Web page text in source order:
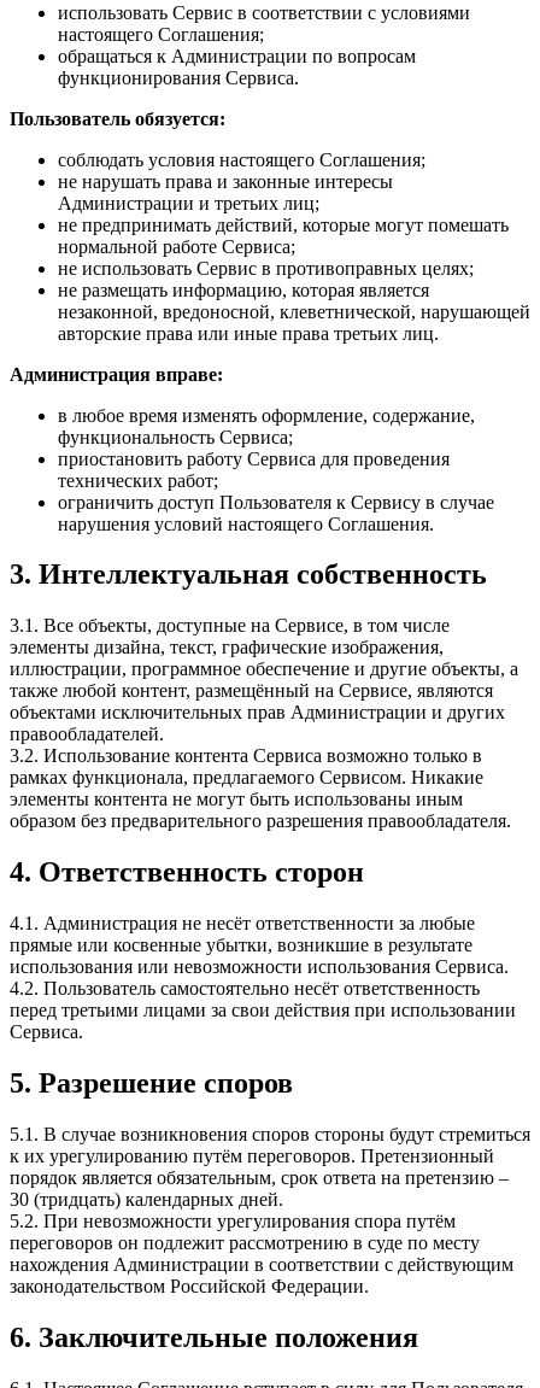
использовать Сервис в соответствии с условиями
настоящего Соглашения;
обращаться к Администрации по вопросам
функционирования Сервиса.
Пользователь обязуется:
соблюдать условия настоящего Соглашения;
не нарушать права и законные интересы
Администрации и третьих лиц;
не предпринимать действий, которые могут помешать
нормальной работе Сервиса;
не использовать Сервис в противоправных целях;
не размещать информацию, которая является
незаконной, вредоносной, клеветнической, нарушающей
авторские права или иные права третьих лиц.
Администрация вправе:
в любое время изменять оформление, содержание,
функциональность Сервиса;
приостановить работу Сервиса для проведения
технических работ;
ограничить доступ Пользователя к Сервису в случае
нарушения условий настоящего Соглашения.
3. Интеллектуальная собственность
3.1. Все объекты, доступные на Сервисе, в том числе
элементы дизайна, текст, графические изображения,
иллюстрации, программное обеспечение и другие объекты, а
также любой контент, размещённый на Сервисе, являются
объектами исключительных прав Администрации и других
правообладателей.
3.2. Использование контента Сервиса возможно только в
рамках функционала, предлагаемого Сервисом. Никакие
элементы контента не могут быть использованы иным
образом без предварительного разрешения правообладателя.
4. Ответственность сторон
4.1. Администрация не несёт ответственности за любые
прямые или косвенные убытки, возникшие в результате
использования или невозможности использования Сервиса.
4.2. Пользователь самостоятельно несёт ответственность
перед третьими лицами за свои действия при использовании
Сервиса.
5. Разрешение споров
5.1. В случае возникновения споров стороны будут стремиться
к их урегулированию путём переговоров. Претензионный
порядок является обязательным, срок ответа на претензию –
30 (тридцать) календарных дней.
5.2. При невозможности урегулирования спора путём
переговоров он подлежит рассмотрению в суде по месту
нахождения Администрации в соответствии с действующим
законодательством Российской Федерации.
6. Заключительные положения